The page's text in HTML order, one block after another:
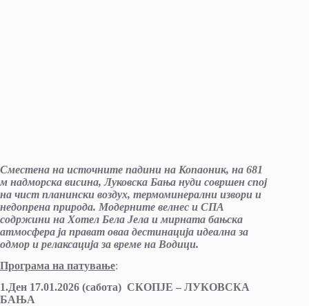
Сместена на источните падини на Копаоник, на 681
м надморска висина, Луковска Бања нуди совршен спој
на чист планински воздух, термоминерални извори и
недопрена природа. Модерните велнес и СПА
содржини на Хотел Бела Јела и мирната бањска
атмосфера ја прават оваа дестинација идеална за
одмор и релаксација за време на Водици.
Програма на патување:
1.Ден 17.01.2026 (сабота) СКОПЈЕ – ЛУКОВСКА
БАЊА